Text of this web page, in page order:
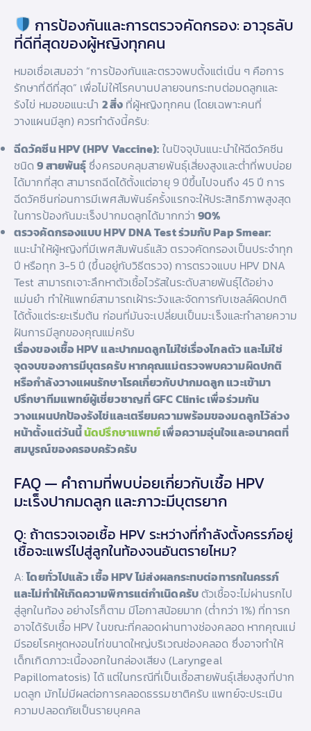
การป้องกันและการตรวจคัดกรอง: อาวุธลับ
ที่ดีที่สุดของผู้หญิงทุกคน
หมอเชื่อเสมอว่า “การป้องกันและตรวจพบตั้งแต่เนิ่น ๆ คือการ
รักษาที่ดีที่สุด” เพื่อไม่ให้โรคบานปลายจนกระทบต่อมดลูกและ
รังไข่ หมอขอแนะนำ 2 สิ่งที่ผู้หญิงทุกคน (โดยเฉพาะคนที่
วางแผนมีลูก) ควรทำดังนี้ครับ:
ฉีดวัคซีน HPV (HPV Vaccine): ในปัจจุบันแนะนำให้ฉีดวัคซีน
ชนิด9 สายพันธุ์ซึ่งครอบคลุมสายพันธุ์เสี่ยงสูงและต่ำที่พบบ่อย
ได้มากที่สุด สามารถฉีดได้ตั้งแต่อายุ 9 ปีขึ้นไปจนถึง 45 ปี การ
ฉีดวัคซีนก่อนการมีเพศสัมพันธ์ครั้งแรกจะให้ประสิทธิภาพสูงสุด
ในการป้องกันมะเร็งปากมดลูกได้มากกว่า90%
ตรวจคัดกรองแบบ HPV DNA Test ร่วมกับ Pap Smear:
แนะนำให้ผู้หญิงที่มีเพศสัมพันธ์แล้ว ตรวจคัดกรองเป็นประจำทุก
ปี หรือทุก 3-5 ปี (ขึ้นอยู่กับวิธีตรวจ) การตรวจแบบ HPV DNA
Test สามารถเจาะลึกหาตัวเชื้อไวรัสในระดับสายพันธุ์ได้อย่าง
แม่นยำ ทำให้แพทย์สามารถเฝ้าระวังและจัดการกับเซลล์ผิดปกติ
ได้ตั้งแต่ระยะเริ่มต้น ก่อนที่มันจะเปลี่ยนเป็นมะเร็งและทำลายความ
ฝันการมีลูกของคุณแม่ครับ
เรื่องของเชื้อ HPV และปากมดลูกไม่ใช่เรื่องไกลตัว และไม่ใช่
จุดจบของการมีบุตรครับ หากคุณแม่ตรวจพบความผิดปกติ
หรือกำลังวางแผนรักษาโรคเกี่ยวกับปากมดลูก แวะเข้ามา
ปรึกษาทีมแพทย์ผู้เชี่ยวชาญที่ GFC Clinic เพื่อร่วมกัน
วางแผนปกป้องรังไข่และเตรียมความพร้อมของมดลูกไว้ล่วง
หน้าตั้งแต่วันนี้นัดปรึกษาแพทย์เพื่อความอุ่นใจและอนาคตที่
สมบูรณ์ของครอบครัวครับ
FAQ — คำถามที่พบบ่อยเกี่ยวกับเชื้อ HPV
มะเร็งปากมดลูก และภาวะมีบุตรยาก
Q: ถ้าตรวจเจอเชื้อ HPV ระหว่างที่กำลังตั้งครรภ์อยู่
เชื้อจะแพร่ไปสู่ลูกในท้องจนอันตรายไหม?
A:โดยทั่วไปแล้ว เชื้อ HPV ไม่ส่งผลกระทบต่อทารกในครรภ์
และไม่ทำให้เกิดความพิการแต่กำเนิดครับตัวเชื้อจะไม่ผ่านรกไป
สู่ลูกในท้อง อย่างไรก็ตาม มีโอกาสน้อยมาก (ต่ำกว่า 1%) ที่ทารก
อาจได้รับเชื้อ HPV ในขณะที่คลอดผ่านทางช่องคลอด หากคุณแม่
มีรอยโรคหูดหงอนไก่ขนาดใหญ่บริเวณช่องคลอด ซึ่งอาจทำให้
เด็กเกิดภาวะเนื้องอกในกล่องเสียง (Laryngeal
Papillomatosis) ได้ แต่ในกรณีที่เป็นเชื้อสายพันธุ์เสี่ยงสูงที่ปาก
มดลูก มักไม่มีผลต่อการคลอดธรรมชาติครับ แพทย์จะประเมิน
ความปลอดภัยเป็นรายบุคคล